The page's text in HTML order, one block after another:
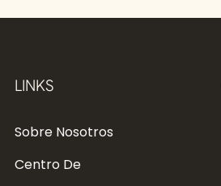
LINKS
Sobre Nosotros
Centro De